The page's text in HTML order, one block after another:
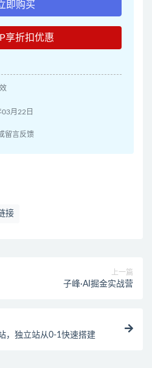
即购买
享折扣优惠
月22日
留言反馈
接
上一篇
子峰·AI掘金实战营
，独立站从0-1快速搭建